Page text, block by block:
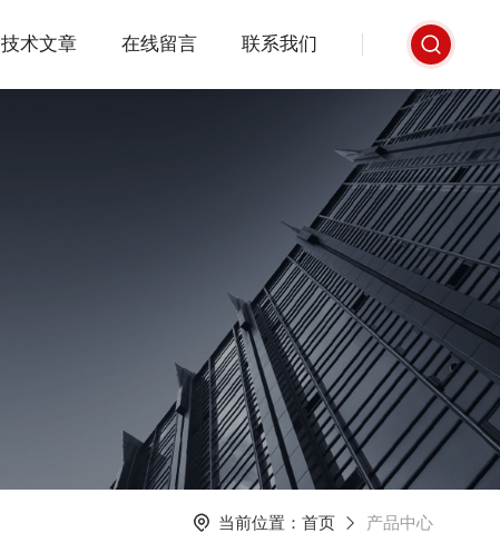
技术文章 在线留言 联系我们
当前位置： 首页 产品中心